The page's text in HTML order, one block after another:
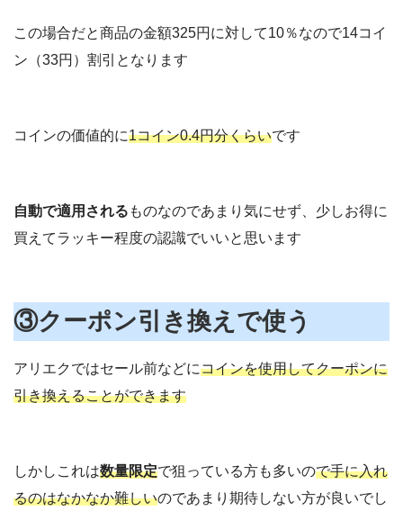
この場合だと商品の金額325円に対して10％なので14コイ
ン（33円）割引となります
コインの価値的に1コイン0.4円分くらいです
自動で適用される ものなのであまり気にせず、少しお得に
買えてラッキー程度の認識でいいと思います
③クーポン引き換えで使う
アリエクではセール前などにコインを使用してクーポンに
引き換えることができます
しかしこれは数量限定で狙っている方も多いので手に入れ
るのはなかなか難しいのであまり期待しない方が良いでし